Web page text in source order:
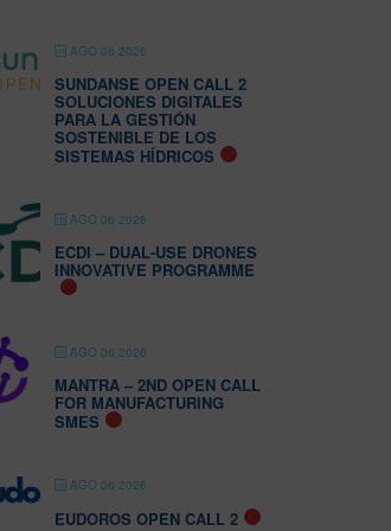
AGO 06 2026
SUNDANSE OPEN CALL 2
SOLUCIONES DIGITALES
PARA LA GESTIÓN
SOSTENIBLE DE LOS
SISTEMAS HÍDRICOS
AGO 06 2026
ECDI – DUAL-USE DRONES
INNOVATIVE PROGRAMME
AGO 06 2026
MANTRA – 2ND OPEN CALL
FOR MANUFACTURING
SMES
AGO 06 2026
EUDOROS OPEN CALL 2